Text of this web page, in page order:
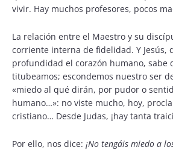
vivir. Hay muchos profesores, pocos
La relación entre el Maestro y su
corriente interna de fidelidad. Y Jesús,
profundidad el corazón humano, sabe
titubeamos; escondemos nuestro ser
«miedo al qué dirán, por pudor o
humano…»: no viste mucho, hoy,
cristiano… Desde Judas, ¡hay tanta
Por ello, nos dice: ¡No tengáis miedo a